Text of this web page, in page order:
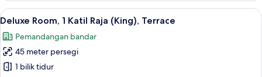
Katil
(King)
Lihat
semua
foto
untuk
Deluxe
Deluxe Room, 1 Katil Raja (King),
7
Deluxe Room, 1 Katil Raja (King), Terrace
Pemandangan bandar
45 meter persegi
1 bilik tidur